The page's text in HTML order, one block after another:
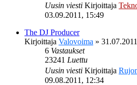
Uusin viesti Kirjoittaja
03.09.2011, 15:49
The DJ Producer
Kirjoittaja Valovoima »
6 Vastaukset
23241 Luettu
Uusin viesti Kirjoittaja
09.08.2011, 12:34